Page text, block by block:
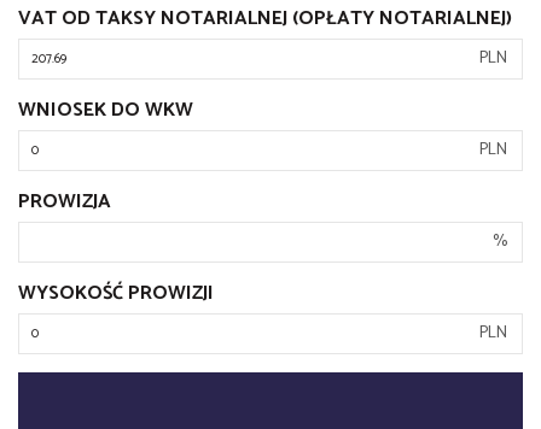
VAT OD TAKSY NOTARIALNEJ (OPŁATY NOTARIALNEJ)
PLN
WNIOSEK DO WKW
PLN
PROWIZJA
%
WYSOKOŚĆ PROWIZJI
PLN